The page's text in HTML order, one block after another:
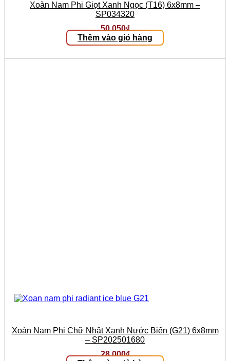
Xoàn Nam Phi Giọt Xanh Ngọc (T16) 6x8mm –
SP034320
50.050₫
Thêm vào giỏ hàng
Xoàn Nam Phi Chữ Nhật Xanh Nước Biển (G21) 6x8mm
– SP202501680
28.000₫